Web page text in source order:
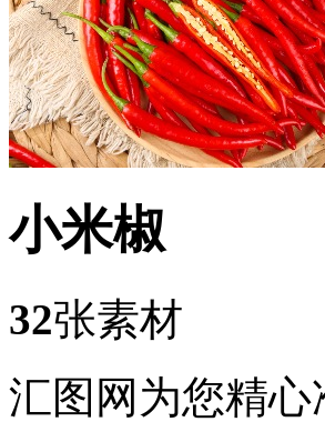
小米椒
32张素材
汇图网为您精